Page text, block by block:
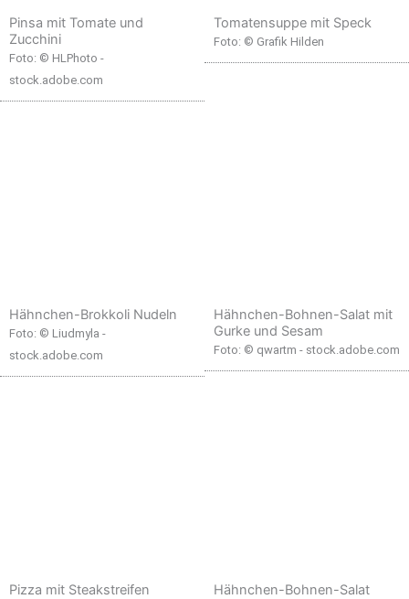
Pinsa mit Tomate und
Zucchini
Foto: © HLPhoto -
stock.adobe.com
Tomatensuppe mit Speck
Foto: © Grafik Hilden
Hähnchen-Brokkoli Nudeln
Foto: © Liudmyla -
stock.adobe.com
Hähnchen-Bohnen-Salat mit
Gurke und Sesam
Foto: © qwartm - stock.adobe.com
Pizza mit Steakstreifen Hähnchen-Bohnen-Salat